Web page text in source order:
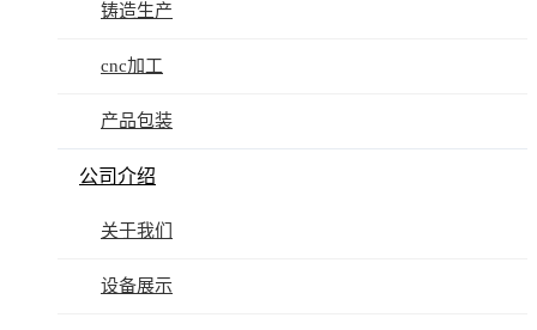
铸造生产
cnc加工
产品包装
公司介绍
关于我们
设备展示